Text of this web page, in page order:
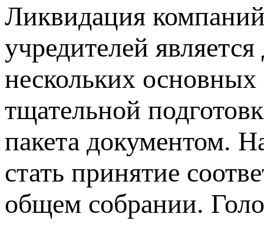
Ликвидация
учредителей
нескольких
тщательной
пакета документом.
стать принятие
общем собрании.